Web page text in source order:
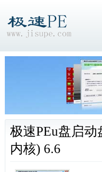
极速PEu盘启
内核) 6.6